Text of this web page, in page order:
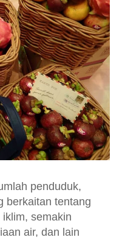
penduduk,
berkaitan tentang
semakin
air, dan lain